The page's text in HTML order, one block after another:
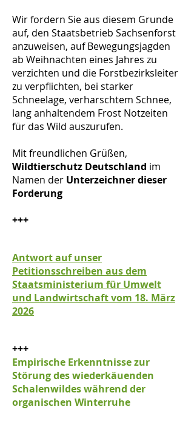
Wir fordern Sie aus diesem Grunde
auf, den Staatsbetrieb Sachsenforst
anzuweisen, auf Bewegungsjagden
ab Weihnachten eines Jahres zu
verzichten und die Forstbezirksleiter
zu verpflichten, bei starker
Schneelage, verharschtem Schnee,
lang anhaltendem Frost Notzeiten
für das Wild auszurufen.
Mit freundlichen Grüßen,
Wildtierschutz Deutschland im
Namen der Unterzeichner dieser
Forderung
+++
Antwort auf unser
Petitionsschreiben aus dem
Staatsministerium für Umwelt
und Landwirtschaft vom 18. März
2026
+++
Empirische Erkenntnisse zur
Störung des wiederkäuenden
Schalenwildes während der
organischen Winterruhe